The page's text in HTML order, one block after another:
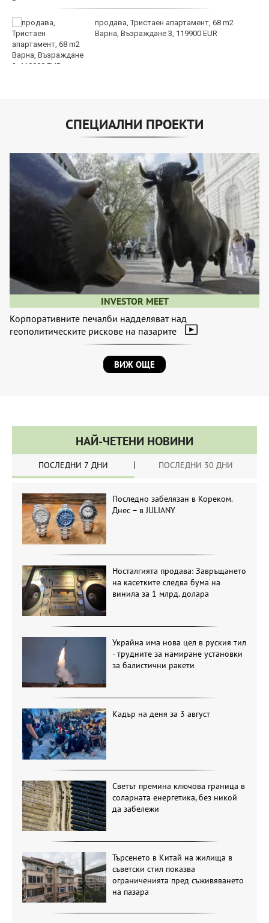
продава, Тристаен апартамент, 68 m2
Варна, Възраждане 3, 119900 EUR
СПЕЦИАЛНИ ПРОЕКТИ
INVESTOR MEET
Корпоративните печалби надделяват над
геополитическите рискове на пазарите
ВИЖ ОЩЕ
НАЙ-ЧЕТЕНИ НОВИНИ
ПОСЛЕДНИ 7 ДНИ ПОСЛЕДНИ 30 ДНИ
Последно забелязан в Кореком.
Днес – в JULIANY
Носталгията продава: Завръщането
на касетките следва бума на
винила за 1 млрд. долара
Украйна има нова цел в руския тил
- трудните за намиране установки
за балистични ракети
Кадър на деня за 3 август
Светът премина ключова граница в
соларната енергетика, без никой
да забележи
Търсенето в Китай на жилища в
съветски стил показва
ограниченията пред съживяването
на пазара